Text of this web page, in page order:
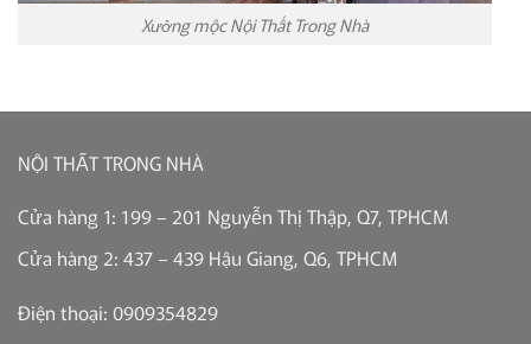
Xưởng mộc Nội Thất Trong Nhà
NỘI THẤT TRONG NHÀ
Cửa hàng 1: 199 – 201 Nguyễn Thị Thập, Q7, TPHCM
Cửa hàng 2: 437 – 439 Hậu Giang, Q6, TPHCM
Điện thoại: 0909354829